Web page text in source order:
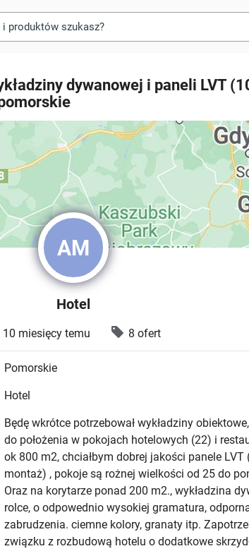
dywanowej i paneli LVT
AM
Hotel
10 miesięcy temu 8 ofert
Pomorskie
Hotel
Będę wkrótce potrzebował wykładziny
do położenia w pokojach hotelowych (22) i
ok 800 m2, chciałbym dobrej jakości panele LVT
montaż) , pokoje są rożnej wielkości od 25 do
Oraz na korytarze ponad 200 m2., wykładzina
rolce, o odpowednio wysokiej gramatura,
zabrudzenia. ciemne kolory, granaty itp.
związku z rozbudową hotelu o dodatkowe